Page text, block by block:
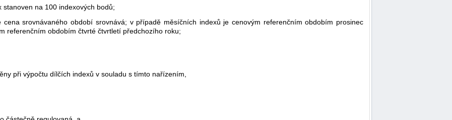
stanoven na 100 indexových bodů;
cena srovnávaného období srovnává; v případě měsíčních indexů je cenovým referenčním obdobím prosinec
referenčním obdobím čtvrté čtvrtletí předchozího roku;
při výpočtu dílčích indexů v souladu s tímto nařízením,